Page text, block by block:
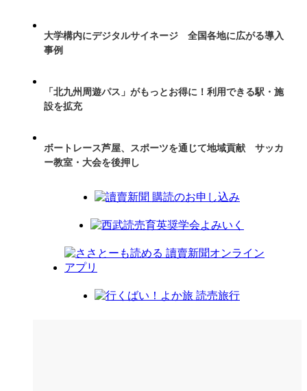
大学構内にデジタルサイネージ 全国各地に広がる導入
事例
「北九州周遊パス」がもっとお得に！利用できる駅・施
設を拡充
ボートレース芦屋、スポーツを通じて地域貢献 サッカ
ー教室・大会を後押し